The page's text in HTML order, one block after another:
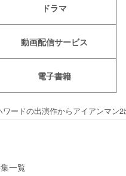
ドラマ
動画配信サービス
電子書籍
ワードの出演作からアイアンマン
一覧